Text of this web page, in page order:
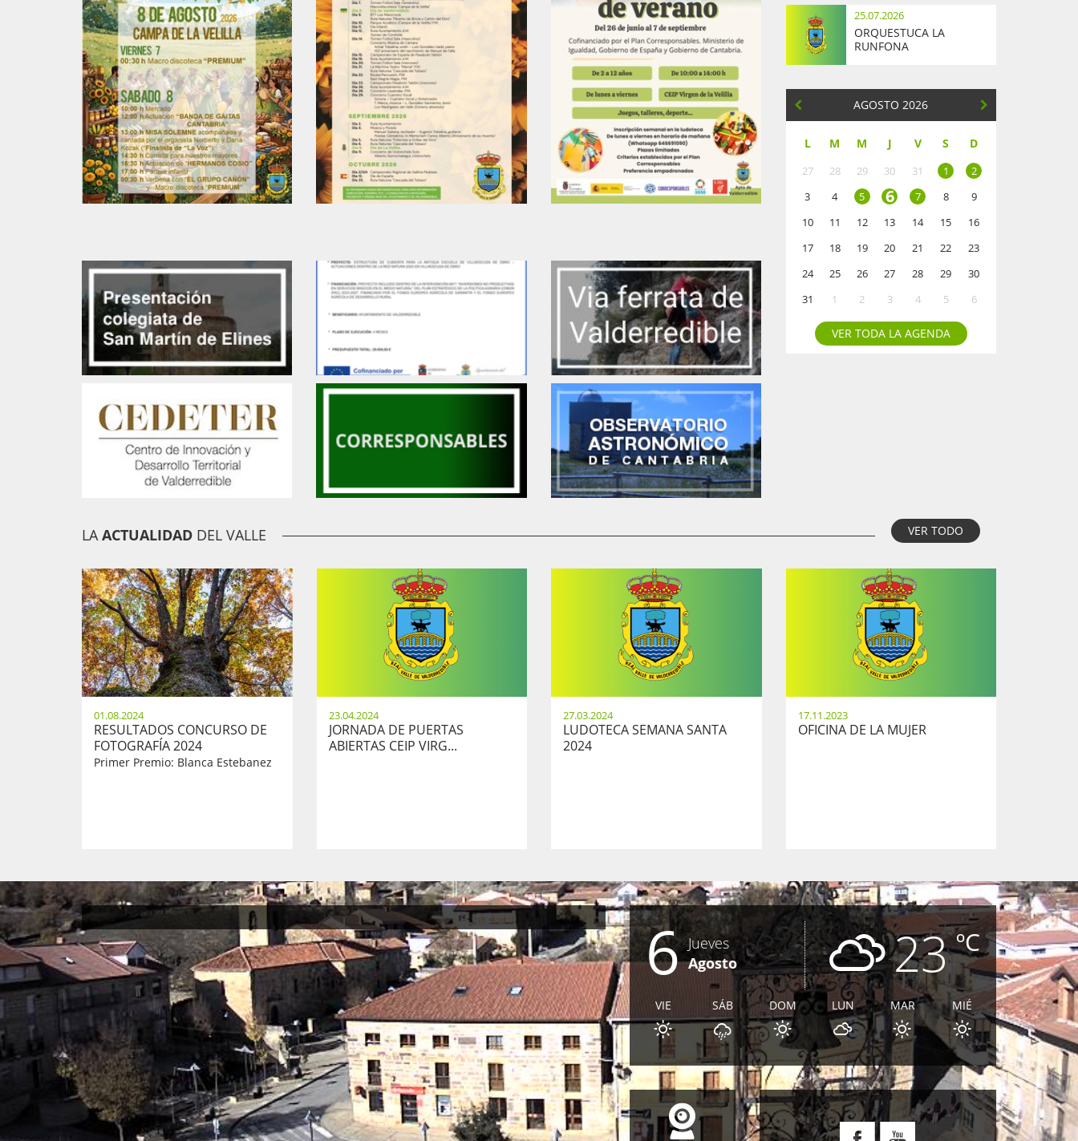
25.07.2026
ORQUESTUCA LA
RUNFONA
AGOSTO 2026
L M M J V S D
27 28 29 30 31 1
2
3
4 5 6 7 8
9
10
11 12 13 14 15
16
17
18 19 20 21 22
23
24
25 26 27 28 29
30
31
1 2 3 4 5 6
VER TODA LA AGENDA
LAACTUALIDAD DEL VALLE VER TODO
01.08.2024
RESULTADOS CONCURSO DE
FOTOGRAFÍA 2024
Primer Premio: Blanca Estebanez
23.04.2024
JORNADA DE PUERTAS
ABIERTAS CEIP VIRG...
27.03.2024
LUDOTECA SEMANA SANTA
2024
17.11.2023
OFICINA DE LA MUJER
ºC
23
6 Jueves
Agosto
VIE SÁB DOM LUN MAR MIÉ